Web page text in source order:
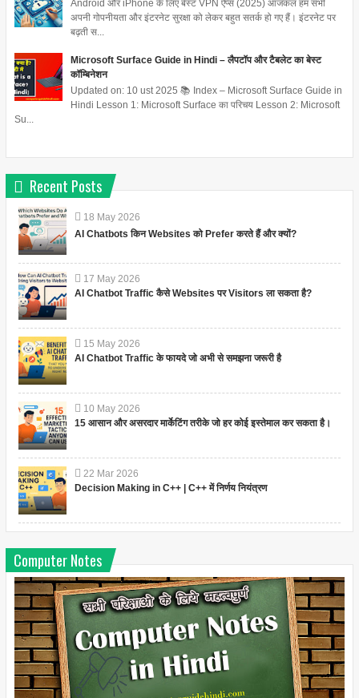
Android और iPhone के लिए बेस्ट VPN ऐप्स (2025) आजकल हम सभी
अपनी गोपनीयता और इंटरनेट सुरक्षा को लेकर बहुत सतर्क हो गए हैं। इंटरनेट पर
बढ़ती स...
Microsoft Surface Guide in Hindi – लैपटॉप और टैबलेट का बेस्ट
कॉम्बिनेशन
Updated on: 10 ust 2025 📚 Index – Microsoft Surface Guide in
Hindi Lesson 1: Microsoft Surface का परिचय Lesson 2: Microsoft
Su...
Recent Posts
18 May 2026
AI Chatbots किन Websites को Prefer करते हैं और क्यों?
17 May 2026
AI Chatbot Traffic कैसे Websites पर Visitors ला सकता है?
15 May 2026
AI Chatbot Traffic के फायदे जो अभी से समझना जरूरी है
10 May 2026
15 आसान और असरदार मार्केटिंग तरीके जो हर कोई इस्तेमाल कर सकता है।
22 Mar 2026
Decision Making in C++ | C++ में निर्णय नियंत्रण
Computer Notes